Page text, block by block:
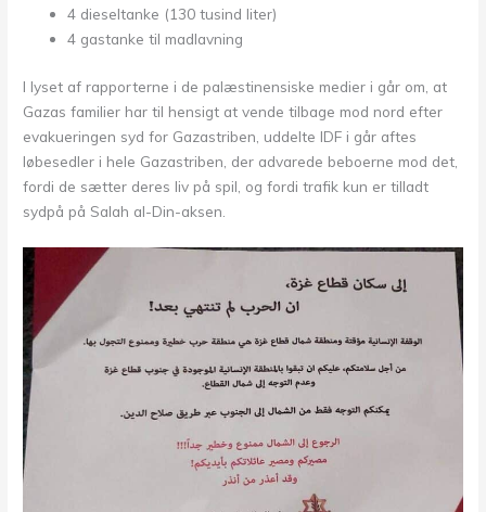
4 dieseltanke (130 tusind liter)
4 gastanke til madlavning
I lyset af rapporterne i de palæstinensiske medier i går om, at
Gazas familier har til hensigt at vende tilbage mod nord efter
evakueringen syd for Gazastriben, uddelte IDF i går aftes
løbesedler i hele Gazastriben, der advarede beboerne mod det,
fordi de sætter deres liv på spil, og fordi trafik kun er tilladt
sydpå på Salah al-Din-aksen.